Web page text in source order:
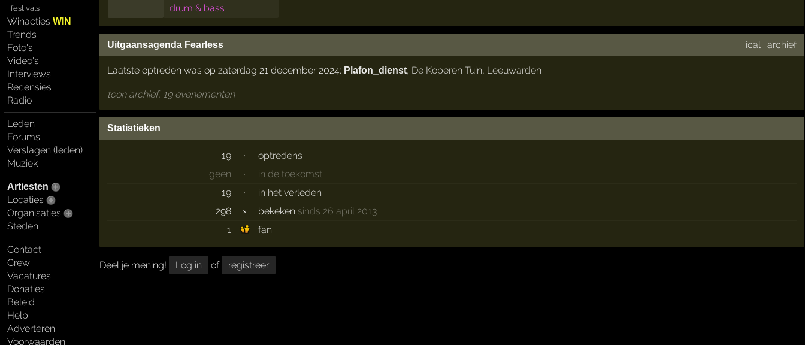
festivals
WinactiesWIN
Trends
Foto's
Video's
Interviews
Recensies
Radio
Leden
Forums
Verslagen (leden)
Muziek
Artiesten
Locaties
Organisaties
Steden
Contact
Crew
Vacatures
Donaties
Beleid
Help
Adverteren
Voorwaarden
drum & bass
Uitgaansagenda Fearless ical ·archief
Laatste optreden was op zaterdag 21 december 2024: Plafon_dienst, De Koperen Tuin, Leeuwarden
toon archief, 19 evenementen
Statistieken
19 ·
optredens
geen
·
in de toekomst
19
·
in het verleden
298
× bekeken sinds 26 april 2013
1
fan
Deel je mening! Log in of registreer